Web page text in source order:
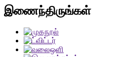
இணைந்திருங்கள்